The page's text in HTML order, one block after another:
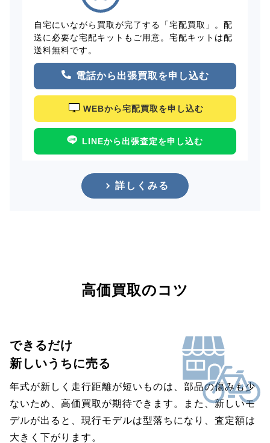
自宅にいながら買取が完了する「宅配買取」。配
送に必要な宅配キットもご用意。宅配キットは配
送料無料です。
電話から出張買取を申し込む
WEBから宅配買取を申し込む
LINEから出張査定を申し込む
詳しくみる
高価買取のコツ
できるだけ
新しいうちに売る
年式が新しく走行距離が短いものは、部品の傷みも少
ないため、高価買取が期待できます。また、新しいモ
デルが出ると、現行モデルは型落ちになり、査定額は
大きく下がります。